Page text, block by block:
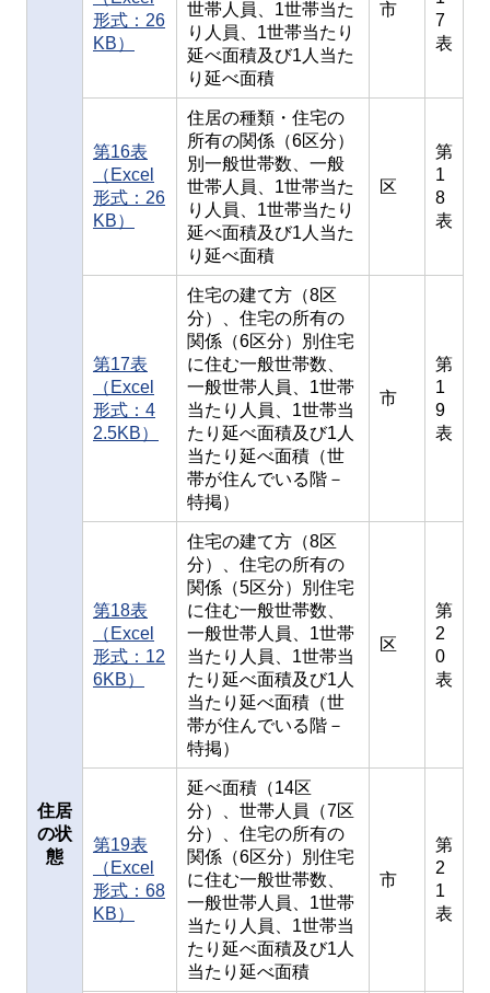
住居
の状
態
形式：26
KB）
世帯人員、1世帯当た
り人員、1世帯当たり
延べ面積及び1人当た
り延べ面積
市
7
表
第16表
（Excel
形式：26
KB）
住居の種類・住宅の
所有の関係（6区分）
別一般世帯数、一般
世帯人員、1世帯当た
り人員、1世帯当たり
延べ面積及び1人当た
り延べ面積
区
第
1
8
表
第17表
（Excel
形式：4
2.5KB）
住宅の建て方（8区
分）、住宅の所有の
関係（6区分）別住宅
に住む一般世帯数、
一般世帯人員、1世帯
当たり人員、1世帯当
たり延べ面積及び1人
当たり延べ面積（世
帯が住んでいる階－
特掲）
市
第
1
9
表
第18表
（Excel
形式：12
6KB）
住宅の建て方（8区
分）、住宅の所有の
関係（5区分）別住宅
に住む一般世帯数、
一般世帯人員、1世帯
当たり人員、1世帯当
たり延べ面積及び1人
当たり延べ面積（世
帯が住んでいる階－
特掲）
区
第
2
0
表
第19表
（Excel
形式：68
KB）
延べ面積（14区
分）、世帯人員（7区
分）、住宅の所有の
関係（6区分）別住宅
に住む一般世帯数、
一般世帯人員、1世帯
当たり人員、1世帯当
たり延べ面積及び1人
当たり延べ面積
市
第
2
1
表